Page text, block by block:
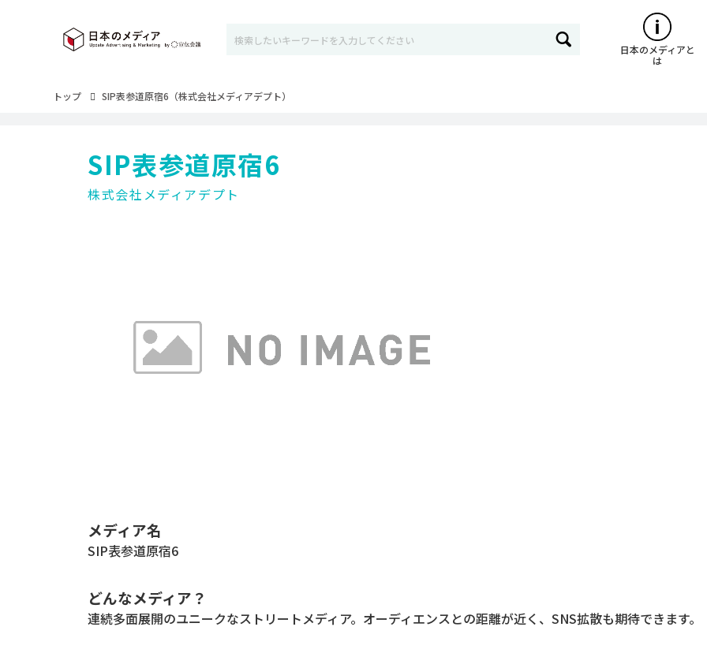
日本のメディアと
は
トップ SIP表参道原宿6（株式会社メディアデプト）
SIP表参道原宿6
株式会社メディアデプト
メディア名
SIP表参道原宿6
どんなメディア？
連続多面展開のユニークなストリートメディア。オーディエンスとの距離が近く、SNS拡散も期待できます。